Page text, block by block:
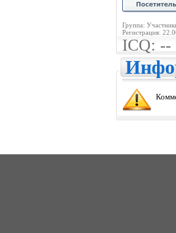
Группа:
Регистрация:
ICQ: --